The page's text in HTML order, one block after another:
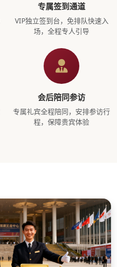
专属签到通道
VIP独立签到台，免排队快速入
场，全程专人引导
会后陪同参访
专属礼宾全程陪同，安排参访行
程，保障贵宾体验